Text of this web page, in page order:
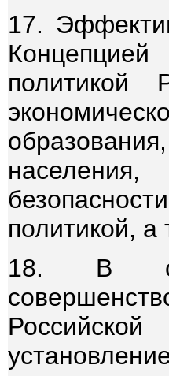
17.
Концепцией
политикой
политикой,
18. В